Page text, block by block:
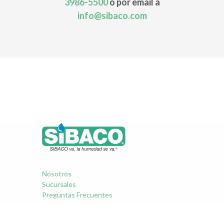
info@sibaco.com
Nosotros
Sucursales
Preguntas Frecuentes